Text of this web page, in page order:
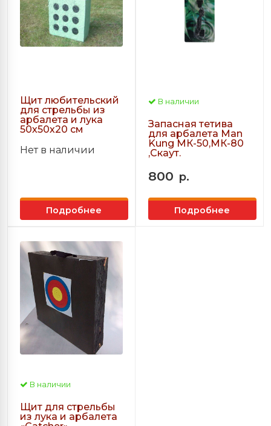
Щит любительский
для стрельбы из
арбалета и лука
50х50х20 см
Нет в наличии
Подробнее
В наличии
Запасная тетива
для арбалета Man
Kung МК-50,МК-80
,Скаут.
800 р.
Подробнее
В наличии
Щит для стрельбы
из лука и арбалета